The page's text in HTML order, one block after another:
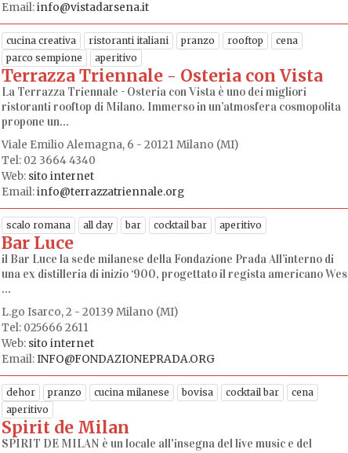
Email:info@vistadarsena.it
cucina creativa ristoranti italiani pranzo rooftop
cena
parco sempione
aperitivo
Terrazza Triennale - Osteria con Vista
La Terrazza Triennale - Osteria con Vista è uno dei migliori
ristoranti rooftop di Milano. Immerso in un’atmosfera cosmopolita
propone un...
Viale Emilio Alemagna, 6 - 20121 Milano (MI)
Tel: 02 3664 4340
Web: sito internet
Email:info@terrazzatriennale.org
scalo romana all day bar cocktail bar aperitivo
Bar Luce
il Bar Luce la sede milanese della Fondazione Prada All’interno di
una ex distilleria di inizio ‘900, progettato il regista americano Wes
...
L.go Isarco, 2 - 20139 Milano (MI)
Tel: 025666 2611
Web: sito internet
Email:INFO@FONDAZIONEPRADA.ORG
dehor pranzo cucina milanese bovisa cocktail bar
cena
aperitivo
Spirit de Milan
SPIRIT DE MILAN è un locale all'insegna del live music e del